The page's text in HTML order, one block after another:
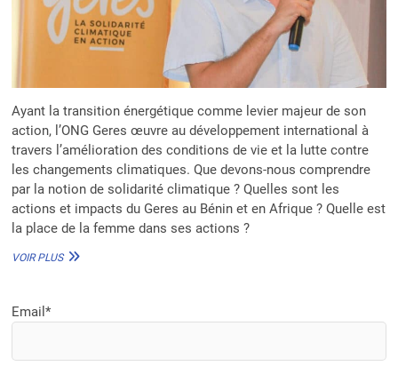
Ayant la transition énergétique comme levier majeur de son
action, l’ONG Geres œuvre au développement international à
travers l’amélioration des conditions de vie et la lutte contre
les changements climatiques. Que devons-nous comprendre
par la notion de solidarité climatique ? Quelles sont les
actions et impacts du Geres au Bénin et en Afrique ? Quelle est
la place de la femme dans ses actions ?
VOIR PLUSNOÉ
Email*